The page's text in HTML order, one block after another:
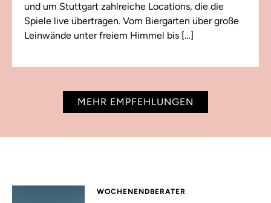
und um Stuttgart zahlreiche Locations, die die
Spiele live übertragen. Vom Biergarten über große
Leinwände unter freiem Himmel bis […]
MEHR EMPFEHLUNGEN
WOCHENENDBERATER